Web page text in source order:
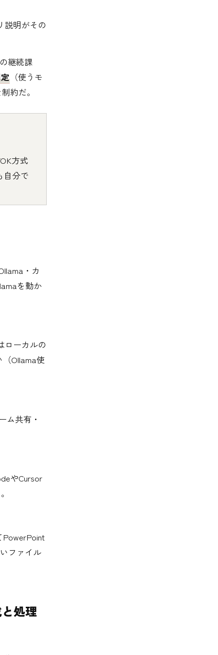
説明がその
継続課
（使うモ
約だ。
方式
自分で
・カ
を動か
ローカルの
Ollama使
ム共有・
やCursor
ファイル
処理